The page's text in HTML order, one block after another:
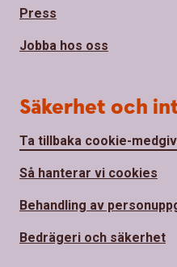
Press
Jobba hos oss
Säkerhet och
Ta tillbaka cookie-
Så hanterar vi cookies
Behandling av
Bedrägeri och säkerhet